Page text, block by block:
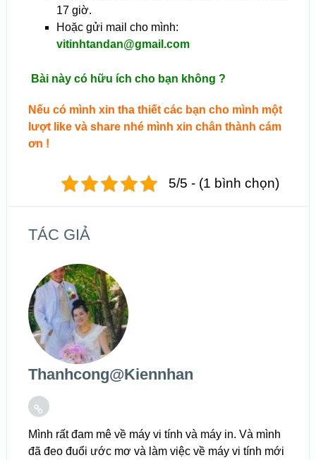
17 giờ.
Hoặc gửi mail cho mình:
vitinhtandan@gmail.com
Bài này có hữu ích cho bạn không ?
Nếu có mình xin tha thiết các bạn cho mình một
lượt like và share nhé mình xin chân thành cám
ơn !
5/5 - (1 bình chọn)
TÁC GIẢ
Thanhcong@kiennhan
Mình rất đam mê về máy vi tính và máy in. Và mình
đã đeo đuổi ước mơ và làm việc về máy vi tính mới